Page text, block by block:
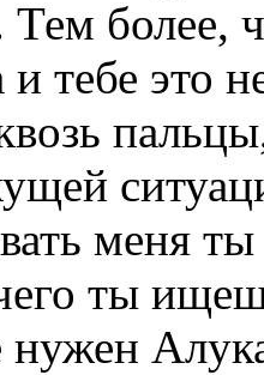
более,
и тебе
меня
ты
нужен